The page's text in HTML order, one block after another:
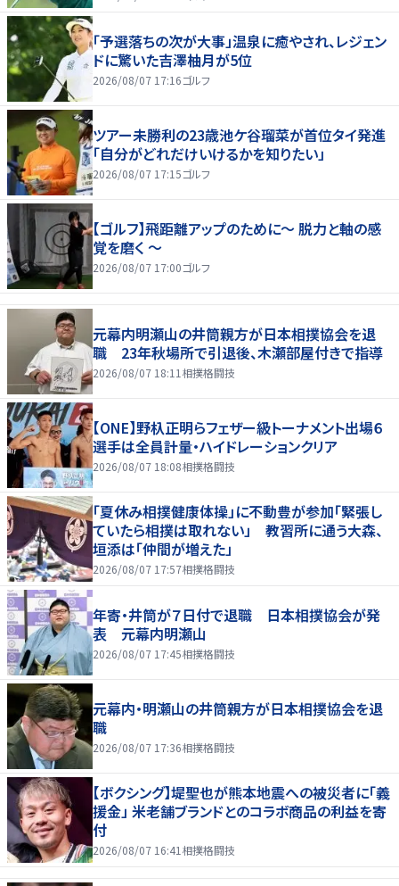
「予選落ちの次が大事」温泉に癒やされ、レジェン
ドに驚いた吉澤柚月が5位
2026/08/07 17:16ゴルフ
ツアー未勝利の23歳池ケ谷瑠菜が首位タイ発進
「自分がどれだけいけるかを知りたい」
2026/08/07 17:15ゴルフ
【ゴルフ】飛距離アップのために～ 脱力と軸の感
覚を磨く ～
2026/08/07 17:00ゴルフ
元幕内明瀬山の井筒親方が日本相撲協会を退
職 23年秋場所で引退後、木瀬部屋付きで指導
2026/08/07 18:11 相撲格闘技
【ONE】野杁正明らフェザー級トーナメント出場６
選手は全員計量・ハイドレーションクリア
2026/08/07 18:08相撲格闘技
「夏休み相撲健康体操」に不動豊が参加「緊張し
ていたら相撲は取れない」 教習所に通う大森、
垣添は「仲間が増えた」
2026/08/07 17:57相撲格闘技
年寄・井筒が７日付で退職 日本相撲協会が発
表 元幕内明瀬山
2026/08/07 17:45相撲格闘技
元幕内・明瀬山の井筒親方が日本相撲協会を退
職
2026/08/07 17:36相撲格闘技
【ボクシング】堤聖也が熊本地震への被災者に「義
援金」 米老舗ブランドとのコラボ商品の利益を寄
付
2026/08/07 16:41 相撲格闘技